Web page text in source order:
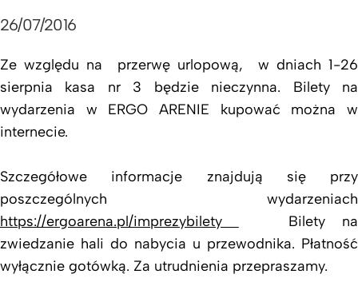
26/07/2016
Ze względu na przerwę urlopową, w dniach 1-26
sierpnia kasa nr 3 będzie nieczynna. Bilety na
wydarzenia w ERGO ARENIE kupować można w
internecie.
Szczegółowe informacje znajdują się przy
poszczególnych wydarzeniach
https://ergoarena.pl/imprezybilety
Bilety na
zwiedzanie hali do nabycia u przewodnika. Płatność
wyłącznie gotówką. Za utrudnienia przepraszamy.